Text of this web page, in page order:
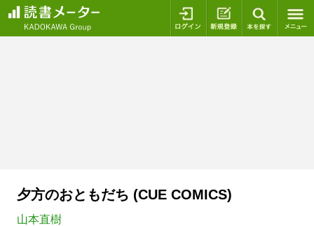
ログイン 新規登録
夕方のおともだち (CUE COMICS)
山本直樹